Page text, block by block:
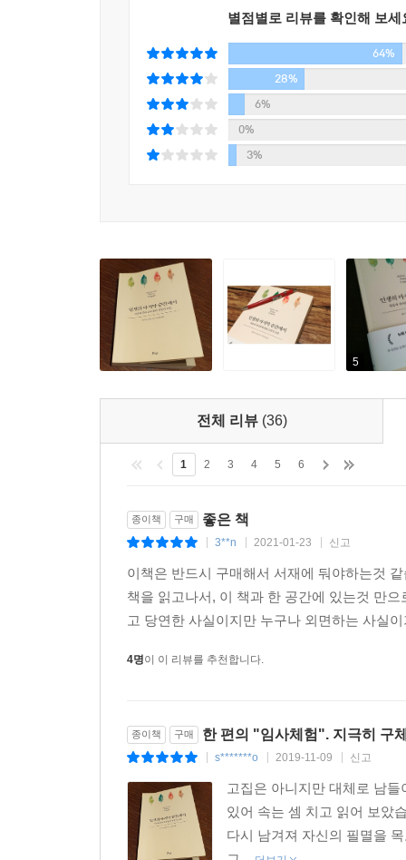
있도록 도와줄 것이다.
별점별로 리뷰를 확인해 보세
64%
28%
6%
0%
3%
5
전체 리뷰 (36)
1 2 3 4 5 6
종이책 구매 좋은 책
3**n 2021-01-23 신고
이책은 반드시 구매해서 서재에 둬야하는것
책을 읽고나서, 이 책과 한 공간에 있는것 만
고 당연한 사실이지만 누구나 외면하는 사실
4명이 이 리뷰를 추천합니다.
종이책 구매 한 편의 "임사체험". 지극히 구
s*******o 2019-11-09 신고
고집은 아니지만 대체로 남들
있어 속는 셈 치고 읽어 보았
다시 남겨져 자신의 필멸을